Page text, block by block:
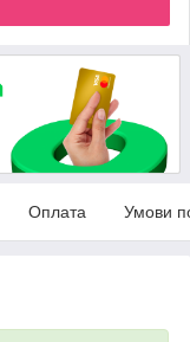
Оплата Умови